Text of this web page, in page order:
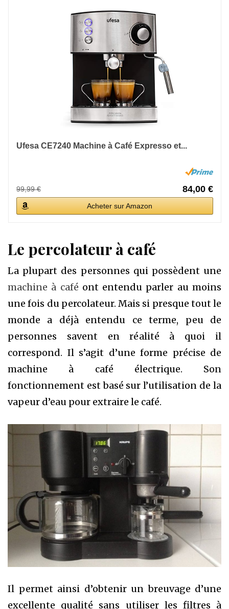
Ufesa CE7240 Machine à Café Expresso et...
99,99 € 84,00 €
Acheter sur Amazon
Le percolateur à café
La plupart des personnes qui possèdent une
machine à café ont entendu parler au moins
une fois du percolateur. Mais si presque tout le
monde a déjà entendu ce terme, peu de
personnes savent en réalité à quoi il
correspond. Il s’agit d’une forme précise de
machine à café électrique. Son
fonctionnement est basé sur l’utilisation de la
vapeur d’eau pour extraire le café.
Il permet ainsi d’obtenir un breuvage d’une
excellente qualité sans utiliser les filtres à